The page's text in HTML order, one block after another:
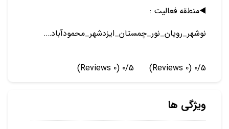
◀️منطقه فعالیت :
نوشهر_رویان_نور_چمستان_ایزدشهر_محمودآباد….
0/5
(0 Reviews)
0/5
(0 Reviews)
ویژگی ها